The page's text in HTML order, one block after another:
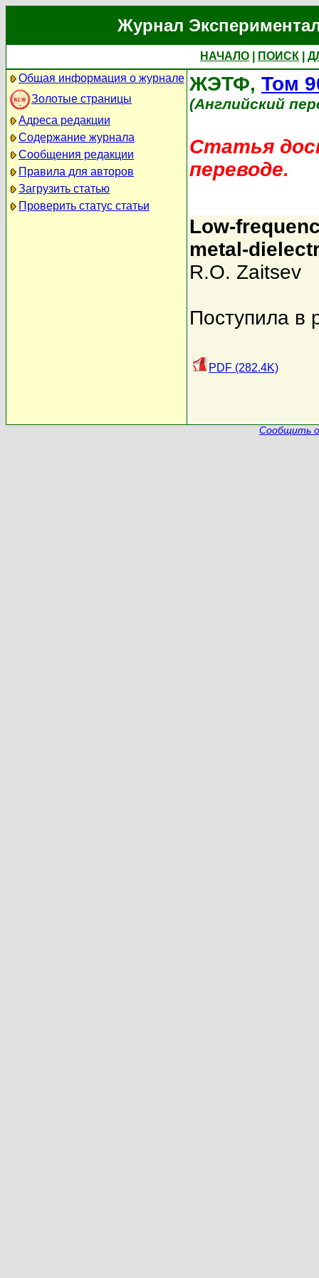
Журнал
НАЧАЛО ПОИСК
Общая информация о журнале
Золотые страницы
Адреса редакции
Содержание журнала
Сообщения редакции
Правила для авторов
Загрузить статью
Проверить статус статьи
ЖЭТФ, Том
(Английский
Статья
переводе.
Low-
metal-
R.O. Zaitsev
Поступила в
PDF (282.4K)
Сообщить о